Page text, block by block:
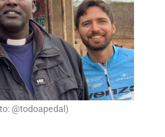
@todoapedal)